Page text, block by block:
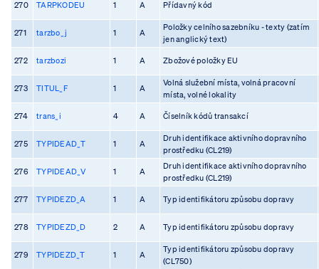
270 TARPKODEU 1 A Přídavný kód
271 tarzbo_j 1 A
Položky celního sazebníku - texty (zatím
jen anglický text)
272 tarzbozi 1 A Zbožové položky EU
273 TITUL_F 1 A
Volná služební místa, volná pracovní
místa, volné lokality
274 trans_i 4 A Číselník kódů transakcí
275 TYPIDEAD_T 1 A
Druh identifikace aktivního dopravního
prostředku (CL219)
276 TYPIDEAD_V 1 A
Druh identifikace aktivního dopravního
prostředku (CL219)
277 TYPIDEZD_A 1 A Typ identifikátoru způsobu dopravy
278 TYPIDEZD_D 2 A Typ identifikátoru způsobu dopravy
279 TYPIDEZD_T 1 A
Typ identifikátoru způsobu dopravy
(CL750)